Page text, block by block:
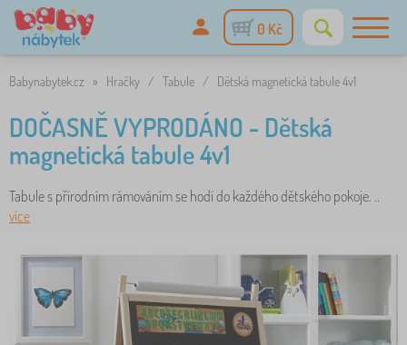
0 Kč
Babynabytek.cz » Hračky / Tabule / Dětská magnetická tabule 4v1
DOČASNĚ VYPRODÁNO - Dětská
magnetická tabule 4v1
Tabule s přírodním rámováním se hodí do každého dětského pokoje. ..
více